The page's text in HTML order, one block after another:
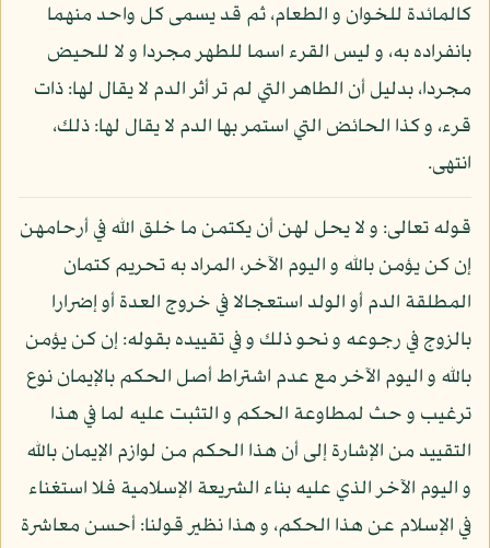
كالمائدة للخوان و الطعام، ثم قد يسمى كل واحد منهما
بانفراده به، و ليس القرء اسما للطهر مجردا و لا للحيض
مجردا، بدليل أن الطاهر التي لم تر أثر الدم لا يقال لها: ذات
قرء، و كذا الحائض التي استمر بها الدم لا يقال لها: ذلك،
انتهى.
قوله تعالى: و لا يحل لهن أن يكتمن ما خلق الله في أرحامهن
إن كن يؤمن بالله و اليوم الآخر، المراد به تحريم كتمان
المطلقة الدم أو الولد استعجالا في خروج العدة أو إضرارا
بالزوج في رجوعه و نحو ذلك و في تقييده بقوله: إن كن يؤمن
بالله و اليوم الآخر مع عدم اشتراط أصل الحكم بالإيمان نوع
ترغيب و حث لمطاوعة الحكم و التثبت عليه لما في هذا
التقييد من الإشارة إلى أن هذا الحكم من لوازم الإيمان بالله
و اليوم الآخر الذي عليه بناء الشريعة الإسلامية فلا استغناء
في الإسلام عن هذا الحكم، و هذا نظير قولنا: أحسن معاشرة